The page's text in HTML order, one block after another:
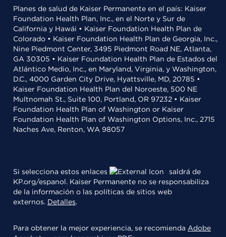
Planes de salud de Kaiser Permanente en el país: Kaiser
Foundation Health Plan, Inc., en el Norte y Sur de
California y Hawái • Kaiser Foundation Health Plan de
Colorado • Kaiser Foundation Health Plan de Georgia, Inc.,
Nine Piedmont Center, 3495 Piedmont Road NE, Atlanta,
GA 30305 • Kaiser Foundation Health Plan de Estados del
Atlántico Medio, Inc., en Maryland, Virginia, y Washington,
D.C., 4000 Garden City Drive, Hyattsville, MD, 20785 •
Kaiser Foundation Health Plan del Noroeste, 500 NE
Multnomah St., Suite 100, Portland, OR 97232 • Kaiser
Foundation Health Plan of Washington or Kaiser
Foundation Health Plan of Washington Options, Inc., 2715
Naches Ave, Renton, WA 98057
Si selecciona estos enlaces
saldrá de
KP.org/espanol. Kaiser Permanente no se responsabiliza
de la información o las políticas de sitios web
externos. Detalles.
Para obtener la mejor experiencia, se recomienda Adobe